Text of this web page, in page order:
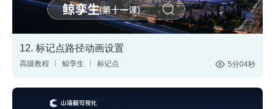
12. 标记点路径动画设置
高级教程 鲸孪生
标记点
数据联动
5分04秒